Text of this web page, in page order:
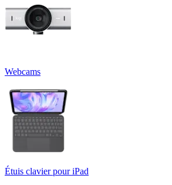
Webcams
Étuis clavier pour iPad